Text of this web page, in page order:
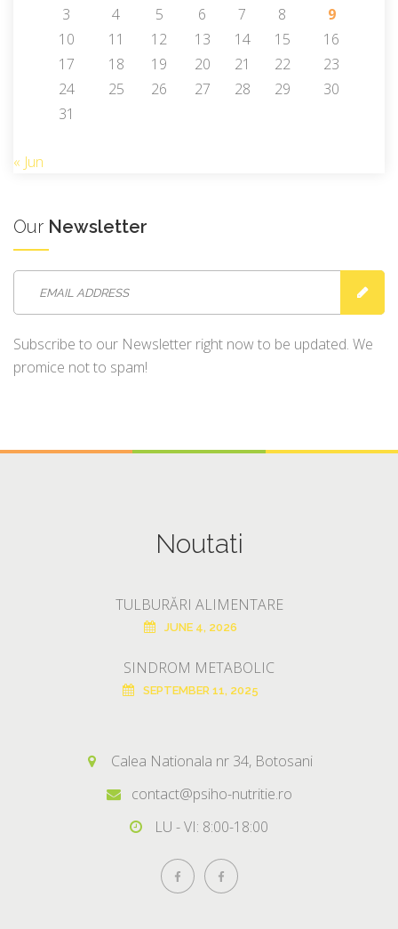
3
4 5 6 7 8
9
10
11 12 13 14 15
16
17
18 19 20 21 22
23
24
25 26 27 28 29
30
31
« Jun
Our Newsletter
Subscribe to our Newsletter right now to be updated. We
promice not to spam!
Noutati
TULBURĂRI ALIMENTARE
JUNE 4, 2026
SINDROM METABOLIC
SEPTEMBER 11, 2025
Calea Nationala nr 34, Botosani
contact@psiho-nutritie.ro
LU - VI: 8:00-18:00